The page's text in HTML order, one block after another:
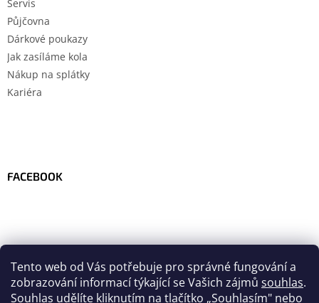
Tento web od Vás potřebuje pro správné fungování a
zobrazování informací týkající se Vašich zájmů souhlas.
Souhlas udělíte kliknutím na tlačítko „Souhlasím" nebo
Servis
Půjčovna
Dárkové poukazy
Jak zasíláme kola
Nákup na splátky
Kariéra
FACEBOOK